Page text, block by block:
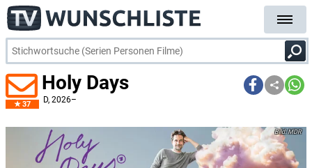
37
Holy Days
D, 2026–
MDR